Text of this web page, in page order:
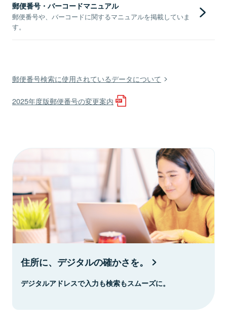
郵便番号・バーコードマニュアル
郵便番号や、バーコードに関するマニュアルを掲載していま
す。
郵便番号検索に使用されているデータについて
2025年度版郵便番号の変更案内
住所に、デジタルの確かさを。
デジタルアドレスで入力も検索もスムーズに。